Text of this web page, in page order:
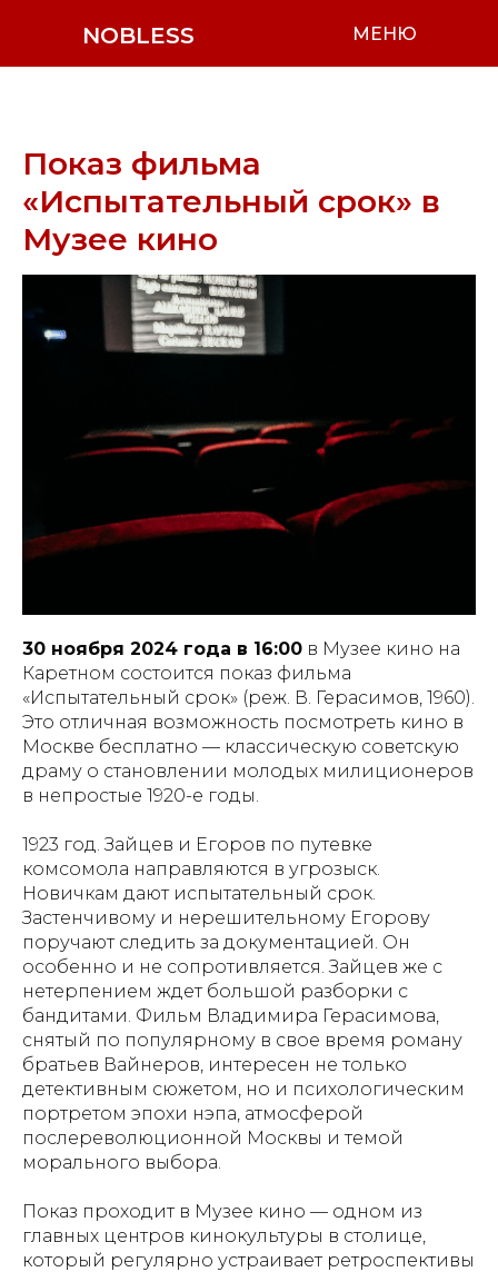
NOBLESS МЕНЮ
Показ фильма
«Испытательный срок» в
Музее кино
30 ноября 2024 года в 16:00 в Музее кино на
Каретном состоится показ фильма
«Испытательный срок» (реж. В. Герасимов, 1960).
Это отличная возможность посмотреть кино в
Москве бесплатно — классическую советскую
драму о становлении молодых милиционеров
в непростые 1920-е годы.
1923 год. Зайцев и Егоров по путевке
комсомола направляются в угрозыск.
Новичкам дают испытательный срок.
Застенчивому и нерешительному Егорову
поручают следить за документацией. Он
особенно и не сопротивляется. Зайцев же с
нетерпением ждет большой разборки с
бандитами. Фильм Владимира Герасимова,
снятый по популярному в свое время роману
братьев Вайнеров, интересен не только
детективным сюжетом, но и психологическим
портретом эпохи нэпа, атмосферой
послереволюционной Москвы и темой
морального выбора.
Показ проходит в Музее кино — одном из
главных центров кинокультуры в столице,
который регулярно устраивает ретроспективы